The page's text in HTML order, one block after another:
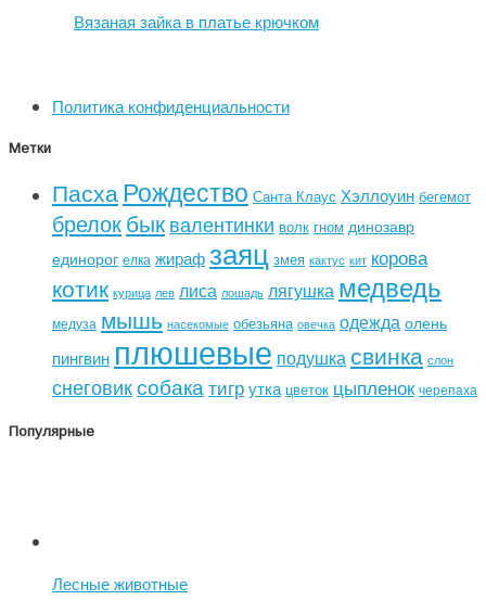
Вязаная зайка в платье крючком
Политика конфиденциальности
Метки
ПасхаРождество Санта Клаус Хэллоуин бегемот
брелокбыквалентинки волк гном динозавр
единорог елка жирафзаяц змея кактус кит корова
котик курица лев лиса лошадь лягушка медведь
медуза мышь насекомые обезьяна овечка одежда олень
пингвин плюшевые подушка свинка слон
снеговиксобака тигрутка цветок цыпленок черепаха
Популярные
Лесные животные